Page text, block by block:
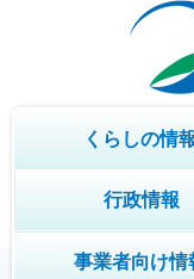
くらしの情
行政情報
事業者向け情